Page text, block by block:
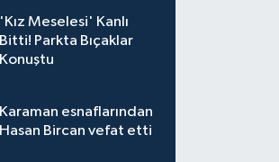
'Kız Meselesi' Kanlı
Bitti! Parkta Bıçaklar
Konuştu
Karaman esnaflarından
Hasan Bircan vefat etti